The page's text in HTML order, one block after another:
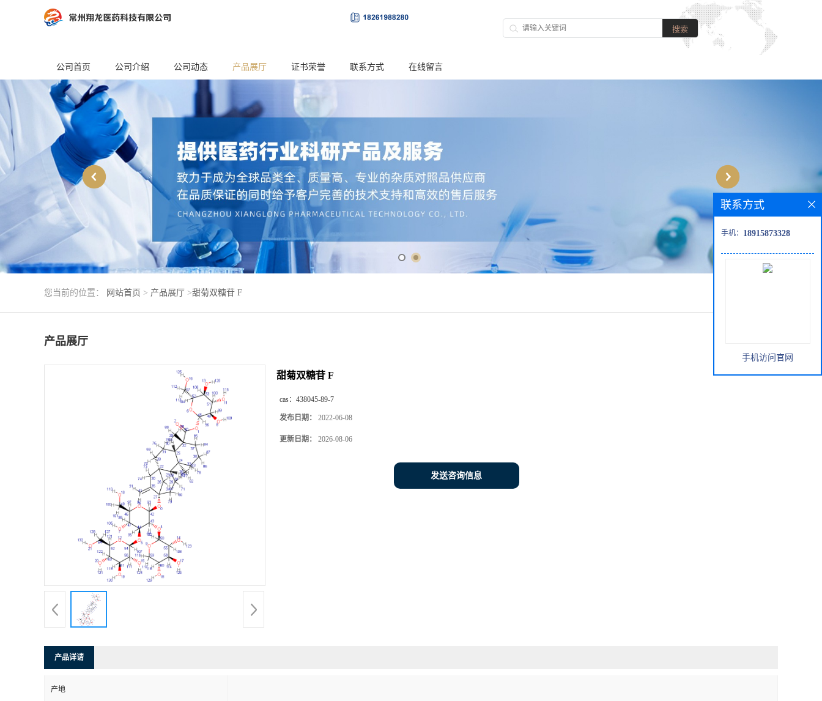
公司首页 公司介绍 公司动态 产品展厅 证书荣誉 联系方式 在线留言
您当前的位置： 网站首页 > 产品展厅 >甜菊双糖苷 F
产品展厅
甜菊双糖苷 F
cas： 438045-89-7
发布日期： 2022-06-08
更新日期： 2026-08-06
发送咨询信息
产品详请
产地
联系方式
手机： 18915873328
手机访问官网